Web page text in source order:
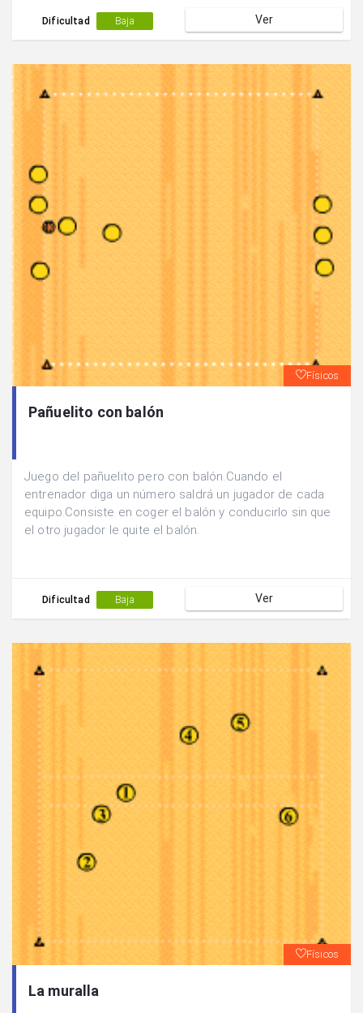
Dificultad Baja Ver
Físicos
Pañuelito con balón
Juego del pañuelito pero con balón.Cuando el
entrenador diga un número saldrá un jugador de cada
equipo.Consiste en coger el balón y conducirlo sin que
el otro jugador le quite el balón.
Dificultad Baja Ver
Físicos
La muralla